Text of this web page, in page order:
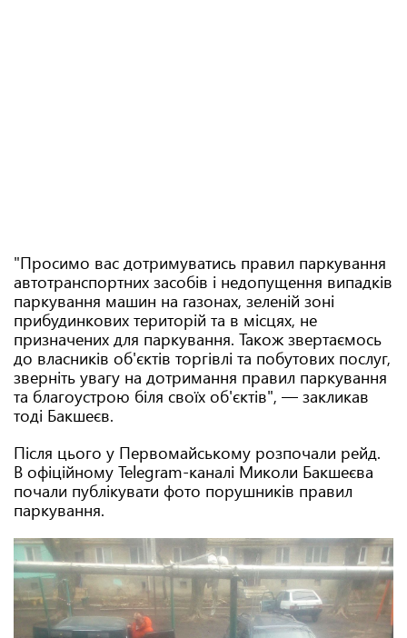
"Просимо вас дотримуватись правил паркування
автотранспортних засобів і недопущення випадків
паркування машин на газонах, зеленій зоні
прибудинкових територій та в місцях, не
призначених для паркування. Також звертаємось
до власників об'єктів торгівлі та побутових послуг,
зверніть увагу на дотримання правил паркування
та благоустрою біля своїх об'єктів", — закликав
тоді Бакшеєв.
Після цього у Первомайському розпочали рейд.
В офіційному Telegram-каналі Миколи Бакшеєва
почали публікувати фото порушників правил
паркування.